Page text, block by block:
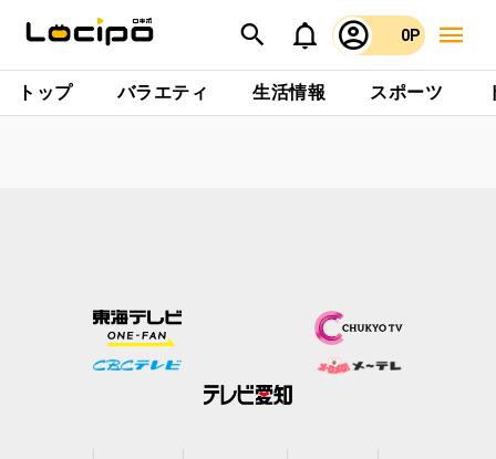
0P
トップ バラエティ 生活情報 スポーツ